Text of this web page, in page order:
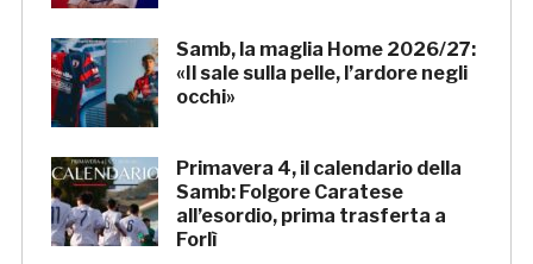
Samb, la maglia Home 2026/27:
«Il sale sulla pelle, l’ardore negli
occhi»
Primavera 4, il calendario della
Samb: Folgore Caratese
all’esordio, prima trasferta a
Forlì